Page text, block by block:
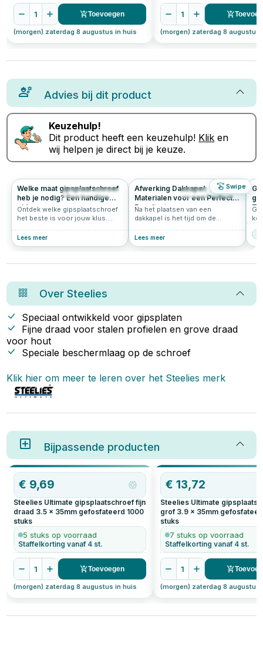
1 Toevoegen
(morgen) zaterdag 8 augustus in huis
1
(morgen) zaterdag 8 augustus
Advies bij dit product
Keuzehulp!
Dit product heeft een keuzehulp! Klik en
wij helpen je direct bij je keuze.
Swipe
1221 4.9
Welke maat gipsplaatschroef
heb je nodig? Een handige
gids
Ontdek welke gipsplaatschroef
het beste is voor jouw klus.
draadtype, schroefkop en
ondergrond. Handige tips van
Lees meer
562 4.8
Afwerking Dakkapel: Tips en
Materialen voor een Perfect
Resultaat
Na het plaatsen van een
dakkapel is het tijd om de
goede afwerking zorgt niet
alleen voor een nette uitstraling,
duurzaamheid en isolatiewaarde
nemen we je mee door de
om jouw dakkapel professioneel
af te werken.
Lees meer
OverSteelies
Speciaal ontwikkeld voor gipsplaten
Fijne draad voor stalen profielen en grove draad
voor hout
Speciale beschermlaag op de schroef
Klik hier om meer te leren over het Steelies merk
Bijpassende producten
€ 9,69
Steelies Ultimate gipsplaatschroef fijn
draad 3.5 x 35mm gefosfateerd 1000
stuks
5 stuks op voorraad
Staffelkorting vanaf 4 st.
1 Toevoegen
(morgen) zaterdag 8 augustus in huis
€13,72
Steelies Ultimate
grof 3.9 x 35mm
stuks
7 stuks op voorraad
Staffelkorting vanaf 4 st.
1
(morgen) zaterdag 8 augustus